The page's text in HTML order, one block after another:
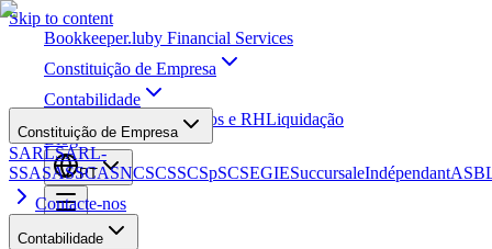
Skip to content
Bookkeeper.luby Financial Services
Constituição de Empresa
Contabilidade
Salários e RHLiquidação
Blog
PT
Constituição de Empresa
SARLSARL-
SSASASSCASNCSCSSCSpSCSEGIESuccursaleIndépendant
Contacte-nos
Contabilidade